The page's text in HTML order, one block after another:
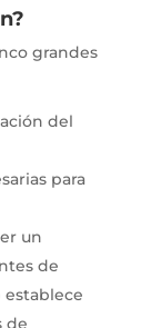
grandes
del
para
un
de
establece
de